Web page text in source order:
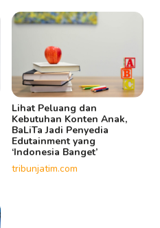
Lihat Peluang dan
Kebutuhan Konten Anak,
BaLiTa Jadi Penyedia
Edutainment yang
‘Indonesia Banget’
tribunjatim.com